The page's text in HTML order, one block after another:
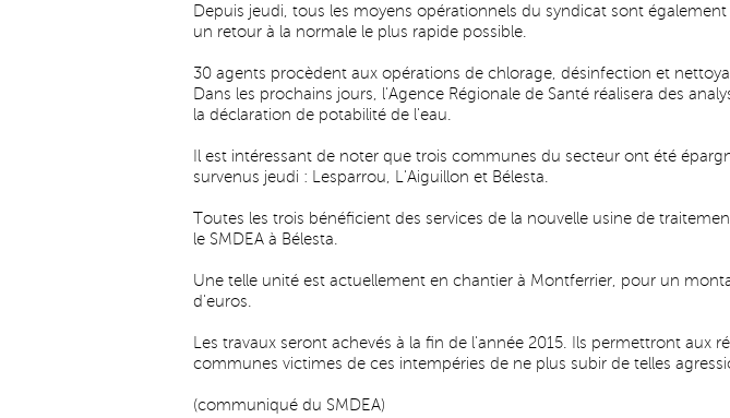
Depuis jeudi, tous les moyens opérationnels du syndicat sont
un retour à la normale le plus rapide possible.
30 agents procèdent aux opérations de chlorage, désinfection et
Dans les prochains jours, l'Agence Régionale de Santé réalisera des
la déclaration de potabilité de l'eau.
Il est intéressant de noter que trois communes du secteur ont été
survenus jeudi : Lesparrou, L'Aiguillon et Bélesta.
Toutes les trois bénéficient des services de la nouvelle usine de
le SMDEA à Bélesta.
Une telle unité est actuellement en chantier à Montferrier, pour un
d'euros.
Les travaux seront achevés à la fin de l'année 2015. Ils permettront aux
communes victimes de ces intempéries de ne plus subir de telles
(communiqué du SMDEA)